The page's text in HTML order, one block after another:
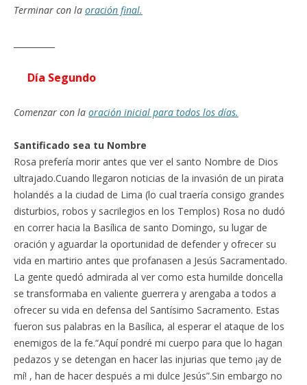
Terminar con la oración final.
Día Segundo
Comenzar con la oración inicial para todos los días.
Santificado sea tu Nombre
Rosa prefería morir antes que ver el santo Nombre de Dios
ultrajado.Cuando llegaron noticias de la invasión de un pirata
holandés a la ciudad de Lima (lo cual traería consigo grandes
disturbios, robos y sacrilegios en los Templos) Rosa no dudó
en correr hacia la Basílica de santo Domingo, su lugar de
oración y aguardar la oportunidad de defender y ofrecer su
vida en martirio antes que profanasen a Jesús Sacramentado.
La gente quedó admirada al ver como esta humilde doncella
se transformaba en valiente guerrera y arengaba a todos a
ofrecer su vida en defensa del Santísimo Sacramento. Estas
fueron sus palabras en la Basílica, al esperar el ataque de los
enemigos de la fe.“Aquí pondré mi cuerpo para que lo hagan
pedazos y se detengan en hacer las injurias que temo ¡ay de
mí! , han de hacer después a mi dulce Jesús”.Sin embargo no